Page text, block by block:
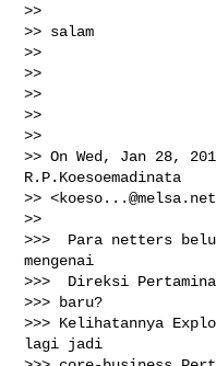
>>
>> salam
>>
>>
>>
>>
>>
>> On Wed, Jan 28,
R.P.Koesoemadinata
>> <
>>
>>>  Para netters
mengenai
>>>  Direksi Pertamina
>>> baru?
>>> Kelihatannya
lagi jadi